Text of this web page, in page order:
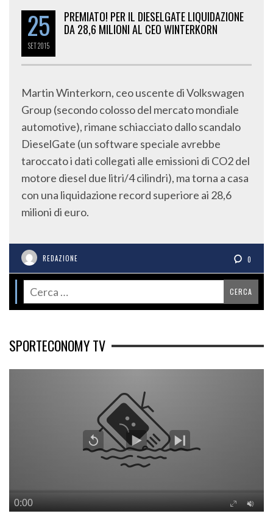
25
SET2015
PREMIATO! PER IL DIESELGATE LIQUIDAZIONE
DA 28,6 MILIONI AL CEO WINTERKORN
Martin Winterkorn, ceo uscente di Volkswagen
Group (secondo colosso del mercato mondiale
automotive), rimane schiacciato dallo scandalo
DieselGate (un software speciale avrebbe
taroccato i dati collegati alle emissioni di CO2 del
motore diesel due litri/4 cilindri), ma torna a casa
con una liquidazione record superiore ai 28,6
milioni di euro.
REDAZIONE 0
SPORTECONOMY TV